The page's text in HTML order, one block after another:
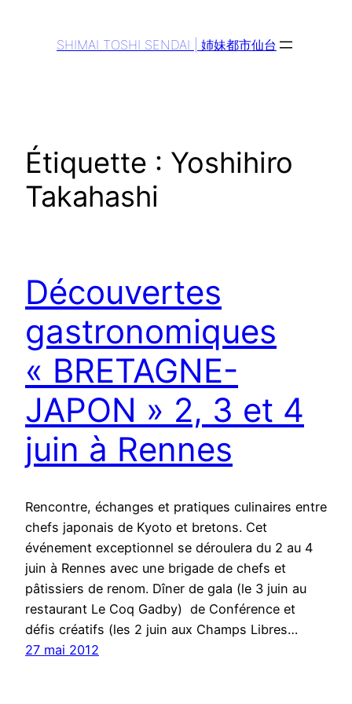
SHIMAI TOSHI SENDAI | 姉妹都市仙台
Étiquette : Yoshihiro
Takahashi
Découvertes
gastronomiques
« BRETAGNE-
JAPON » 2, 3 et 4
juin à Rennes
Rencontre, échanges et pratiques culinaires entre
chefs japonais de Kyoto et bretons. Cet
événement exceptionnel se déroulera du 2 au 4
juin à Rennes avec une brigade de chefs et
pâtissiers de renom. Dîner de gala (le 3 juin au
restaurant Le Coq Gadby) de Conférence et
défis créatifs (les 2 juin aux Champs Libres…
27 mai 2012